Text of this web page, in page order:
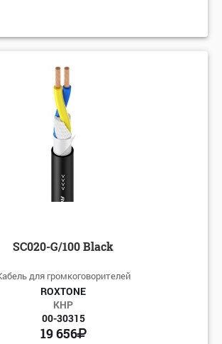
SC020-G/100 Black
для громкоговорителей
ROXTONE
КНР
00-30315
19 656